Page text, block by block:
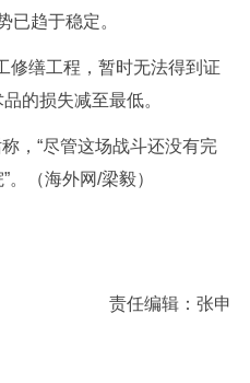
趋于稳定。
缮工程，暂时无法得到证
的损失减至最低。
，“尽管这场战斗还没有完
（海外网/梁毅）
责任编辑：张申